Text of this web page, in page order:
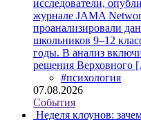
исследователи,
журнале JAMA
проанализировали
школьников 9–12
годы. В анализ
решения Верховного
#психология
07.08.2026
События
Неделя клоунов: